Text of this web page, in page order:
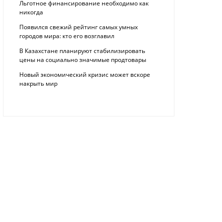
Льготное финансирование необходимо как
никогда
Появился свежий рейтинг самых умных
городов мира: кто его возглавил
В Казахстане планируют стабилизировать
цены на социально значимые продтовары
Новый экономический кризис может вскоре
накрыть мир